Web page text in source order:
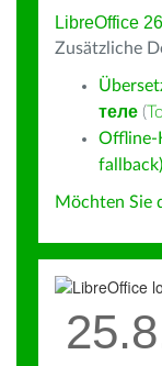
LibreOffice
Zusätzliche
теле (
Offline-
fallback)
Möchten Sie